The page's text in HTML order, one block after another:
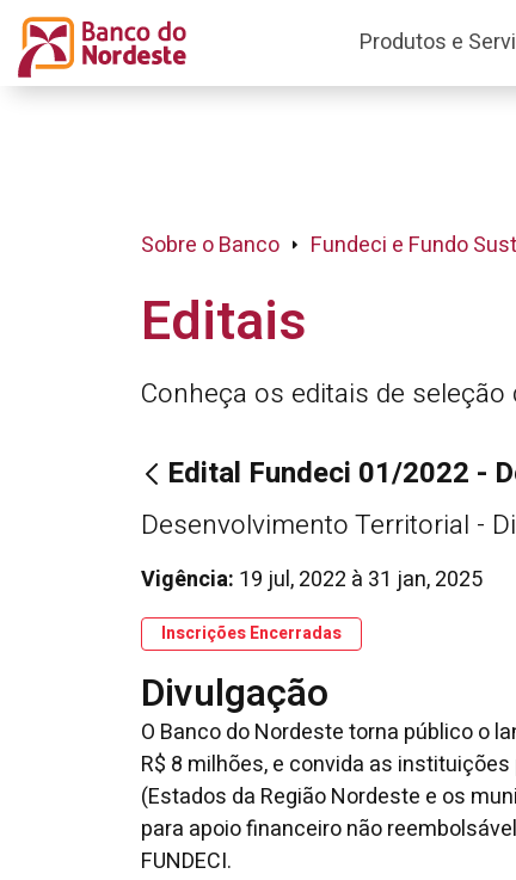
Produtos e
Sobre o Banco Fundeci e Fundo
Editais
Conheça os editais de
Edital Fundeci 01/2022 -
Desenvolvimento Territorial -
Vigência: 19 jul, 2022 à 31 jan, 2025
Inscrições Encerradas
Divulgação
O Banco do Nordeste torna público o
R$ 8 milhões, e convida as
(Estados da Região Nordeste e os
para apoio financeiro não
FUNDECI.